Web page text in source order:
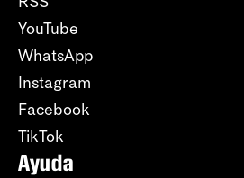
YouTube
WhatsApp
Instagram
Facebook
TikTok
Ayuda